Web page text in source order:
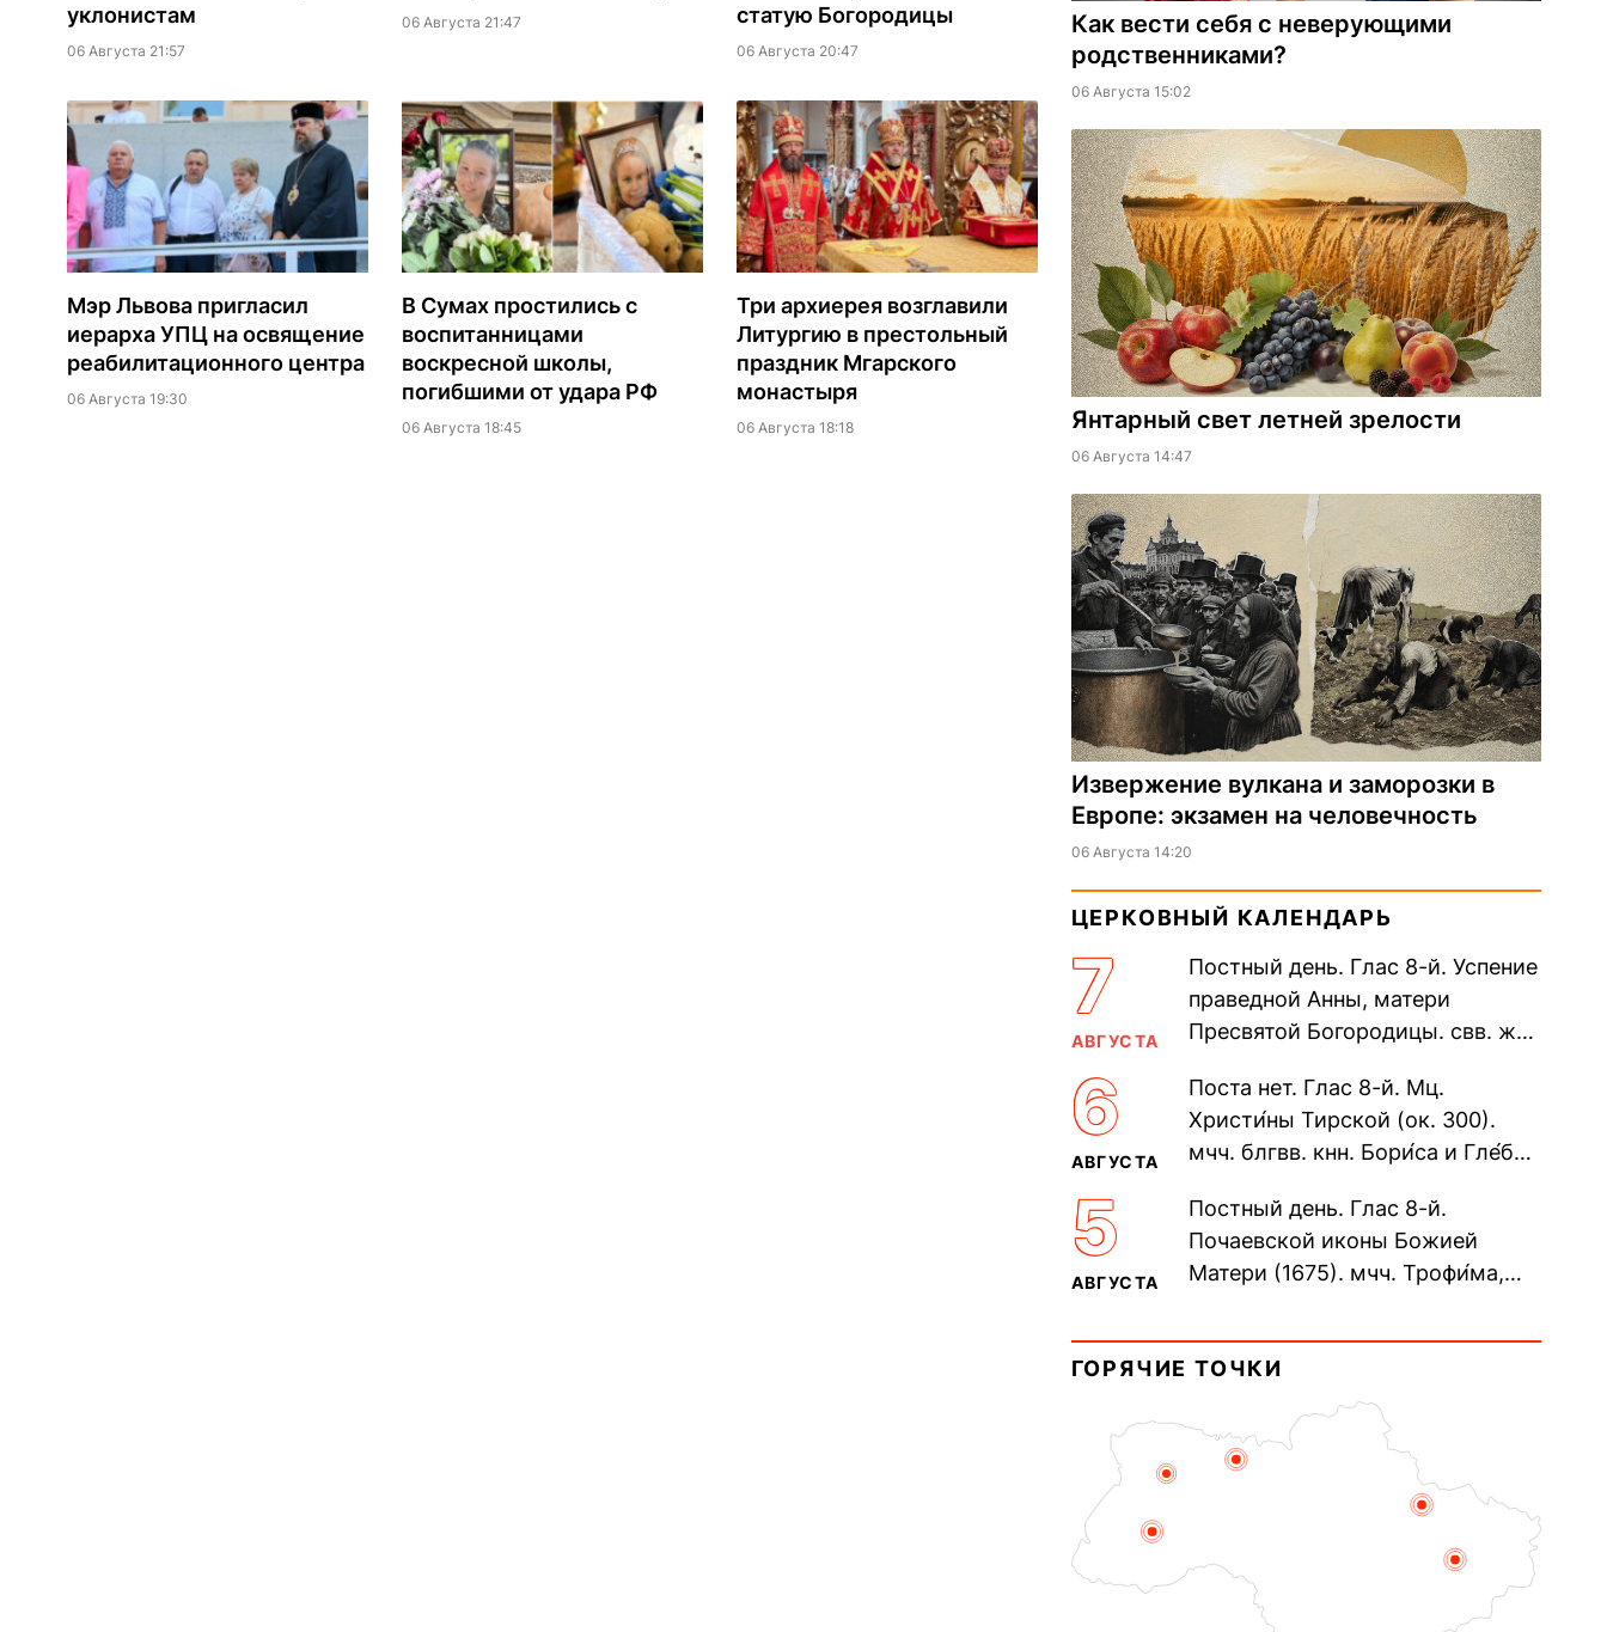
уклонистам
06 Августа 21:57
06 Августа 21:47
статую Богородицы
06 Августа 20:47
Мэр Львова пригласил
иерарха УПЦ на освящение
реабилитационного центра
06 Августа 19:30
В Сумах простились с
воспитанницами
воскресной школы,
погибшими от удара РФ
06 Августа 18:45
Три архиерея возглавили
Литургию в престольный
праздник Мгарского
монастыря
06 Августа 18:18
Как вести себя с неверующими
родственниками?
06 Августа 15:02
Янтарный свет летней зрелости
06 Августа 14:47
Извержение вулкана и заморозки в
Европе: экзамен на человечность
06 Августа 14:20
ЦЕРКОВНЫЙ КАЛЕНДАРЬ
7
АВГУСТА
Постный день. Глас 8-й. Успение
праведной Анны, матери
Пресвятой Богородицы. свв. жен
прп. Евпракси́и девы,...
6
АВГУСТА
Поста нет. Глас 8-й. Мц.
Христи́ны Тирской (ок. 300).
мчч. блгвв. кнн. Бори́са и Гле́ба,
Дави́да (1015). Прп....
5
АВГУСТА
Постный день. Глас 8-й.
Почаевской иконы Божией
Матери (1675). мчч. Трофи́ма,
мучеников (284–305). прав.
воина Фео́дора...
ГОРЯЧИЕ ТОЧКИ